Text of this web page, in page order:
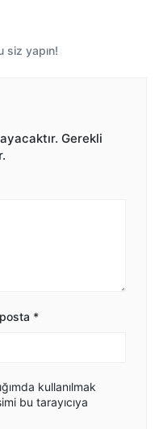
siz yapın!
Gerekli
*
kullanılmak
bu tarayıcıya